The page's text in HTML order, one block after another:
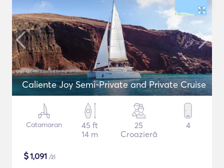
Caliente Joy Semi-Private and Private Cruise
Catamaran
45 ft
14 m
25
Croazieră
4
$1,091 /zi